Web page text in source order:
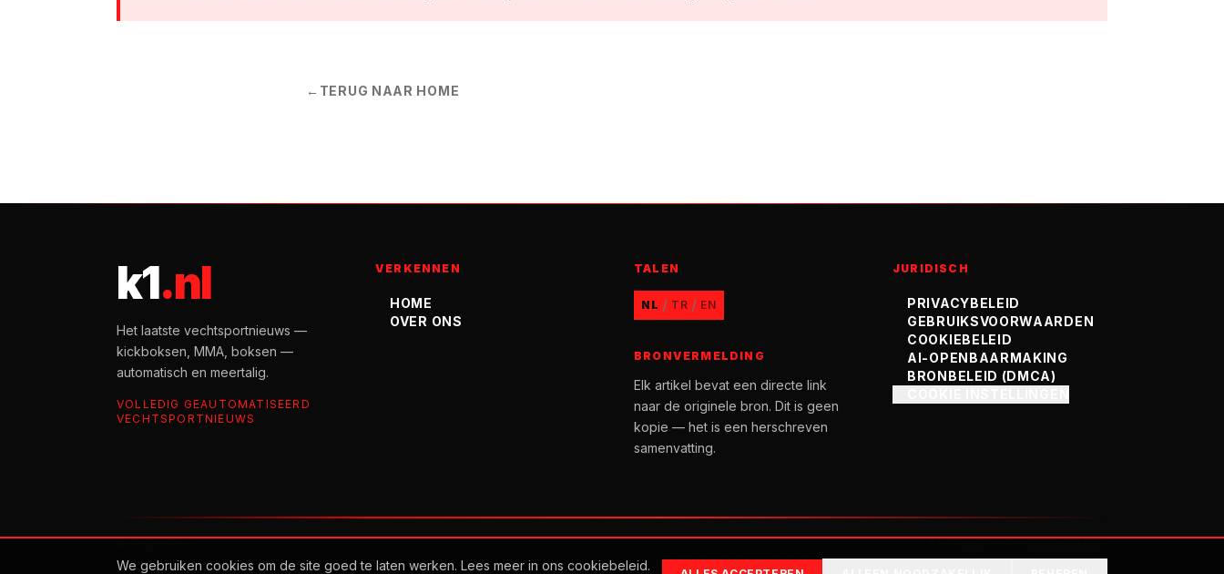
← TERUG NAAR HOME
k1.nl
Het laatste vechtsportnieuws —
kickboksen, MMA, boksen —
automatisch en meertalig.
VOLLEDIG GEAUTOMATISEERD
VECHTSPORTNIEUWS
VERKENNEN
HOME
OVER ONS
TALEN
NL / TR / EN
BRONVERMELDING
Elk artikel bevat een directe link
naar de originele bron. Dit is geen
kopie — het is een herschreven
samenvatting.
JURIDISCH
PRIVACYBELEID
GEBRUIKSVOORWAARDEN
COOKIEBELEID
AI-OPENBAARMAKING
BRONBELEID (DMCA)
We gebruiken cookies om de site goed te laten werken. Lees meer in ons cookiebeleid.